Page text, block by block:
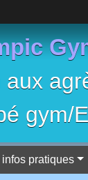
aux
gym/
infos pratiques